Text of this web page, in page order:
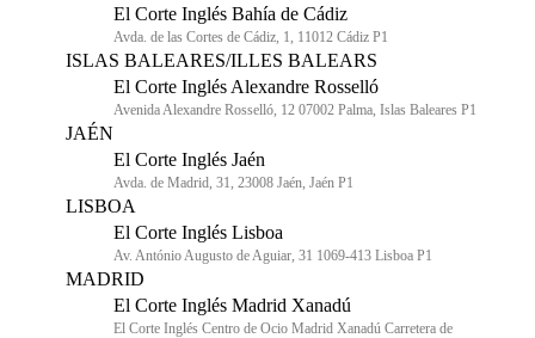
El Corte Inglés Bahía de Cádiz
Avda. de las Cortes de Cádiz, 1, 11012 Cádiz P1
ISLAS BALEARES/ILLES BALEARS
El Corte Inglés Alexandre Rosselló
Avenida Alexandre Rosselló, 12 07002 Palma, Islas Baleares P1
JAÉN
El Corte Inglés Jaén
Avda. de Madrid, 31, 23008 Jaén, Jaén P1
LISBOA
El Corte Inglés Lisboa
Av. António Augusto de Aguiar, 31 1069-413 Lisboa P1
MADRID
El Corte Inglés Madrid Xanadú
El Corte Inglés Centro de Ocio Madrid Xanadú Carretera de